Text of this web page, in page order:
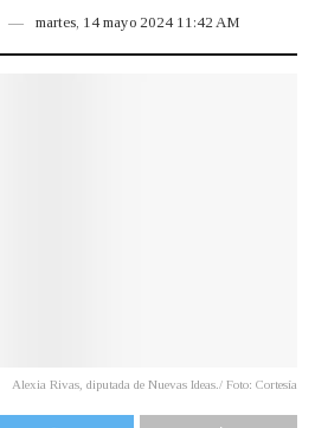
martes, 14 mayo 2024 11:42 AM
Alexia Rivas, diputada de Nuevas Ideas./ Foto: Cortesía